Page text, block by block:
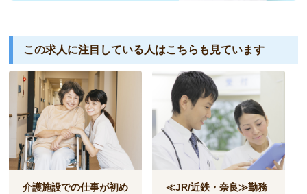
この求人に注目している人はこちらも見ています
介護施設での仕事が初め
≪JR/近鉄・奈良≫勤務